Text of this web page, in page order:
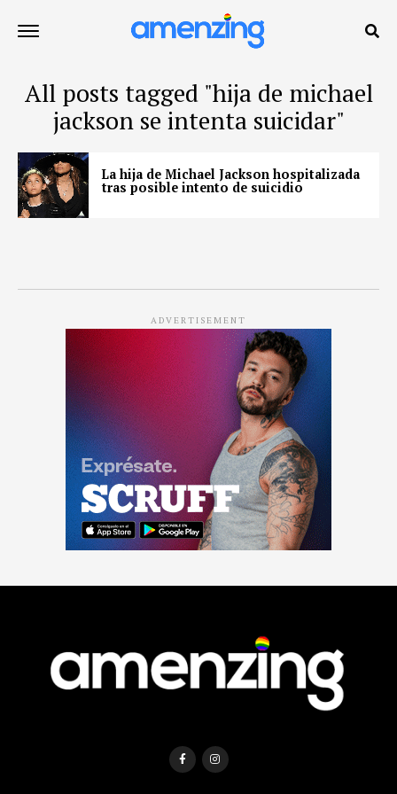
All posts tagged "hija de michael
jackson se intenta suicidar"
La hija de Michael Jackson hospitalizada
tras posible intento de suicidio
ADVERTISEMENT